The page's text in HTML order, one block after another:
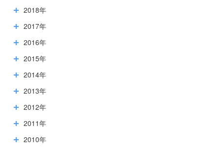
2018年
2017年
2016年
2015年
2014年
2013年
2012年
2011年
2010年